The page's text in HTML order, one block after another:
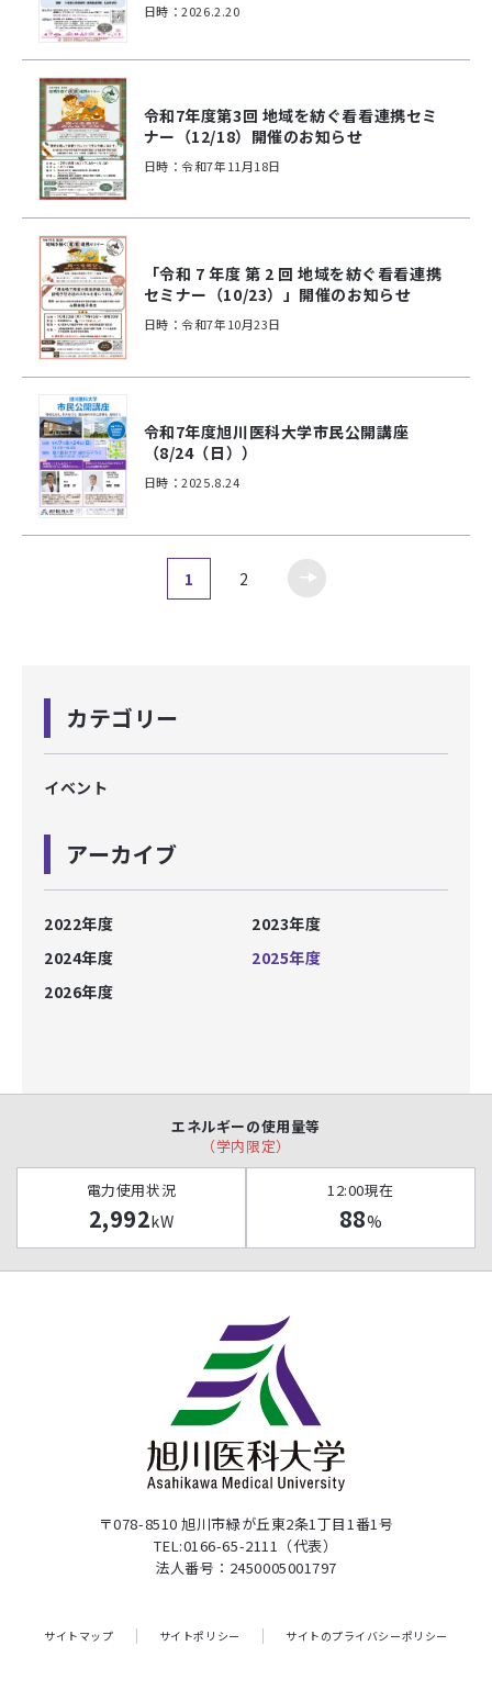
日時：2026.2.20
令和7年度第3回 地域を紡ぐ看看連携セミ
ナー（12/18）開催のお知らせ
日時：令和7年11月18日
「令和 7 年度 第 2 回 地域を紡ぐ看看連携
セミナー（10/23）」開催のお知らせ
日時：令和7年10月23日
令和7年度旭川医科大学市民公開講座
（8/24（日））
日時：2025.8.24
1 2
カテゴリー
イベント
アーカイブ
2022年度
2023年度
2024年度
2025年度
2026年度
〒078-8510 旭川市緑が丘東2条1丁目1番1号
TEL:0166-65-2111（代表）
法人番号：2450005001797
エネルギーの使用量等
（学内限定）
電力使用状況
2,992kW
12:00現在
88%
サイトマップ サイトポリシー サイトのプライバシーポリシー